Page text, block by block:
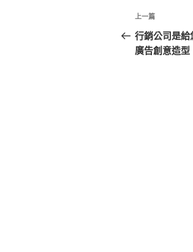
文
章
導
上
一
篇
上一篇
行銷公司是
廣告創意造型